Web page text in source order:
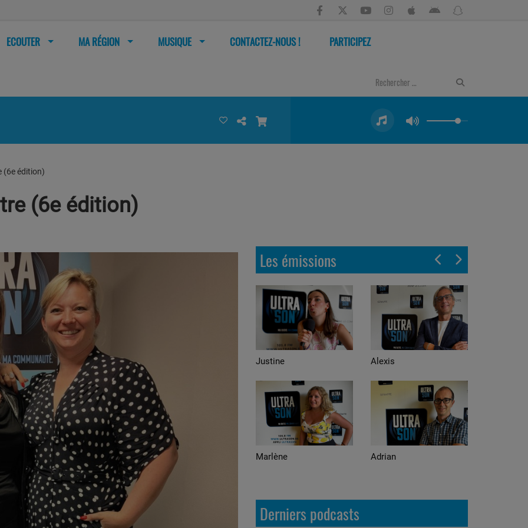
ECOUTER MA RÉGION MUSIQUE CONTACTEZ-NOUS ! PARTICIPEZ
(6e édition)
(6e édition)
Les émissions
Maité
Ecoute! C'est du belge
Justine
Marlène
Alexis
Adrian
Derniers podcasts